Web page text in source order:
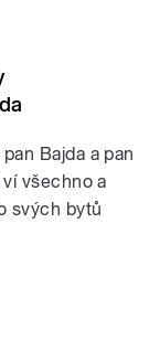
Bajda a pan
všechno a
svých bytů